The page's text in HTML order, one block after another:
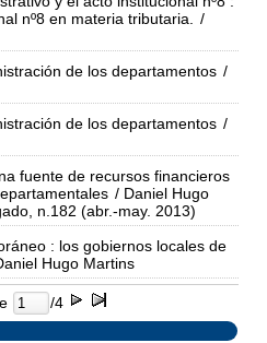
nº8 en materia tributaria.
/
de los departamentos /
de los departamentos /
fuente de recursos financieros
/ Daniel Hugo
n.182 (abr.-may. 2013)
: los gobiernos locales de
Hugo Martins
/4